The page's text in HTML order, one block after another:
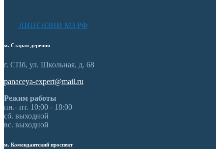
ЛИЦЕНЗИИ МЗ РФ
м. Старая деревня
г. СПб, ул. Школьная, д. 68
panaceya-expert@mail.ru
Режим работы
пн.- пт. 10:00 - 18:00
сб. выходной
вс. выходной
м. Комендантский проспект